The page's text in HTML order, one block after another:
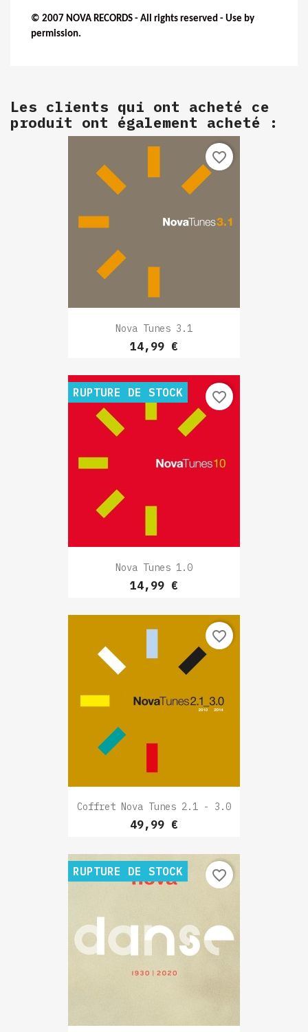
© 2007 NOVA RECORDS - All rights reserved - Use by
permission.
Les clients qui ont acheté ce
produit ont également acheté :
Nova Tunes 3.1
Prix
14,99 €
favorite_border
Nova Tunes 1.0
Prix
14,99 €
RUPTURE DE STOCK favorite_border
Coffret Nova Tunes 2.1 - 3.0
Prix
49,99 €
favorite_border
RUPTURE DE STOCK favorite_border